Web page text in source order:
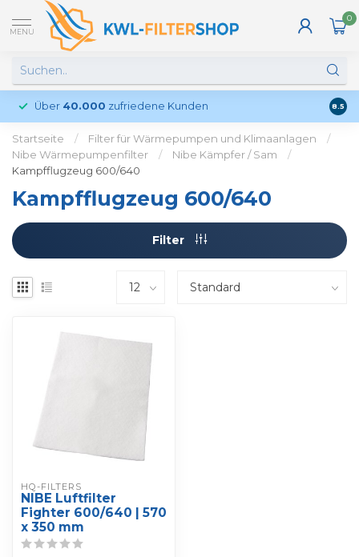
MENU
0
Über 40.000 zufriedene Kunden 8.5
Startseite / Filter für Wärmepumpen und Klimaanlagen
/
Nibe Wärmepumpenfilter
/ Nibe Kämpfer / Sam
/
Kampfflugzeug 600/640
Kampfflugzeug 600/640
Filter
HQ-FILTERS
NIBE Luftfilter
Fighter 600/640 | 570
x 350 mm